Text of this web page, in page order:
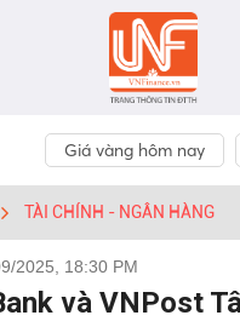
Giá vàng hôm nay
TÀI CHÍNH - NGÂN HÀNG
2025, 18:30 PM
và VNPost